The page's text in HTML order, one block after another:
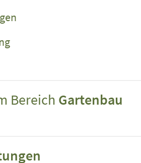
Bereich Gartenbau